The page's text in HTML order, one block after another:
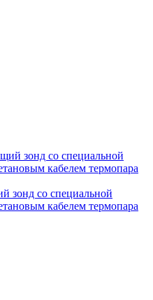
со специальной
кабелем термопара